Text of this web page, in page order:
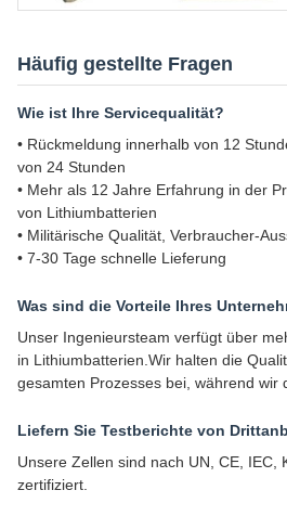
Häufig gestellte Fragen
Wie ist Ihre Servicequalität?
• Rückmeldung innerhalb von 12
von 24 Stunden
• Mehr als 12 Jahre Erfahrung in der
von Lithiumbatterien
• Militärische Qualität, Verbraucher-
• 7-30 Tage schnelle Lieferung
Was sind die Vorteile Ihres
Unser Ingenieursteam verfügt über
in Lithiumbatterien.Wir halten die
gesamten Prozesses bei, während wir
Liefern Sie Testberichte von
Unsere Zellen sind nach UN, CE, IEC,
zertifiziert.